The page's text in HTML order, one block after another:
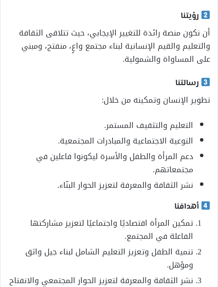
رؤيتنا
أن نكون منصة رائدة للتغيير الإيجابي، حيث تتلاقى الثقافة
والتعليم والقيم الإنسانية لبناء مجتمع واعٍ، منفتح، ومبني
على المساواة والشمولية.
رسالتنا
تطوير الإنسان وتمكينه من خلال:
التعليم والتثقيف المستمر.
التوعية الاجتماعية والمبادرات المجتمعية.
دعم المرأة والطفل والأسرة ليكونوا فاعلين في
مجتمعاتهم.
نشر الثقافة والمعرفة لتعزيز الحوار البنّاء.
أهدافنا
تمكين المرأة اقتصاديًا واجتماعيًا لتعزيز مشاركتها
الفاعلة في المجتمع.
تنمية الطفل وتعزيز التعليم الشامل لبناء جيل واثق
ومؤهل.
نشر الثقافة والمعرفة لتعزيز الحوار المجتمعي والانفتاح